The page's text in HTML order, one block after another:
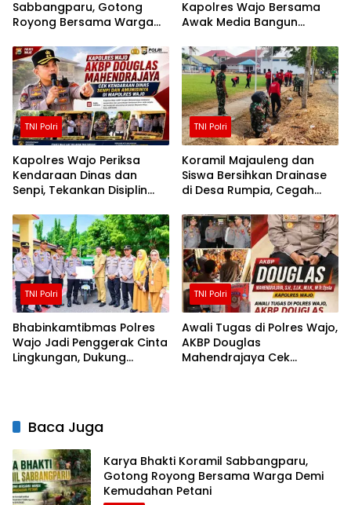
Sabbangparu, Gotong
Royong Bersama Warga
Kapolres Wajo Bersama
Awak Media Bangun
TNI Polri
Kapolres Wajo Periksa
Kendaraan Dinas dan
Senpi, Tekankan Disiplin
Personel
TNI Polri
Koramil Majauleng dan
Siswa Bersihkan Drainase
di Desa Rumpia, Cegah
TNI Polri
Bhabinkamtibmas Polres
Wajo Jadi Penggerak Cinta
Lingkungan, Dukung
TNI Polri
Awali Tugas di Polres Wajo,
AKBP Douglas
Mahendrajaya Cek
Baca Juga
Karya Bhakti Koramil Sabbangparu,
Gotong Royong Bersama Warga Demi
Kemudahan Petani